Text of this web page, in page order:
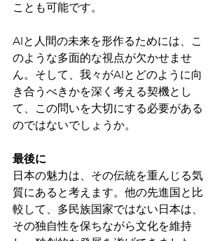
ことも可能です。
AIと人間の未来を形作るためには、こ
のような多面的な視点が欠かせませ
ん。そして、我々がAIとどのように向
き合うべきかを深く考える契機とし
て、この問いを大切にする必要がある
のではないでしょうか。
最後に
日本の魅力は、その伝統を重んじる気
質にあると考えます。他の先進国と比
較して、多民族国家ではない日本は、
その独自性を保ちながら文化を維持